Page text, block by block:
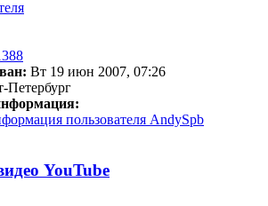
Вт 19 июн 2007, 07:26
Петербург
пользователя AndySpb
YouTube